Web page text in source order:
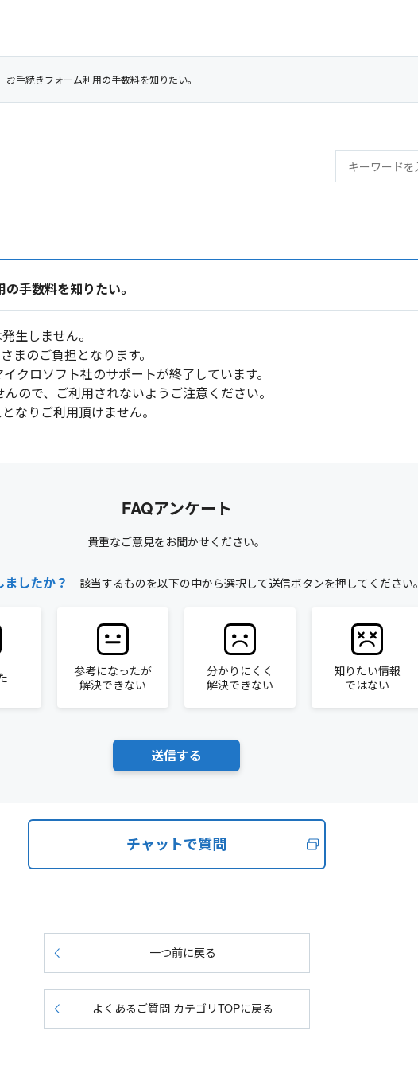
お手続きフォーム利用の手数料を知りたい。
手数料を知りたい。
生しません。
まのご負担となります。
クロソフト社のサポートが終了しています。
ので、ご利用されないようご注意ください。
なりご利用頂けません。
FAQアンケート
貴重なご意見をお聞かせください。
したか？ 該当するものを以下の中から選択して送信ボタンを押してください。
参考になったが
解決できない
分かりにくく
解決できない
知りたい情報
ではない
チャットで質問
一つ前に戻る
よくあるご質問 カテゴリTOPに戻る